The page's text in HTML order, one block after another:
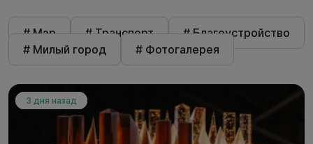
# Мэр # Транспорт
# Благоустройство
# Милый город
# Фотогалерея
3 дня назад